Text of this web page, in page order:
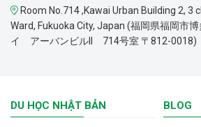
Room No.714 ,Kawai Urban Building 2, 3
Ward, Fukuoka City, Japan (福岡県福岡市
イ アーバンビルII 714号室 〒812-0018)
DU HỌC NHẬT BẢN BLOG